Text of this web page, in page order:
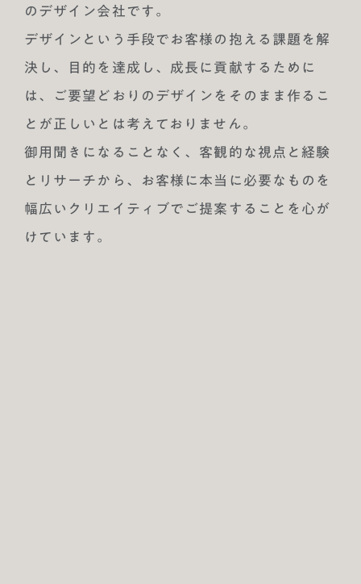
のデザイン会社です。
デザインという手段でお客様の抱える課題を解
決し、目的を達成し、成長に貢献するために
は、ご要望どおりのデザインをそのまま作るこ
とが正しいとは考えておりません。
御用聞きになることなく、客観的な視点と経験
とリサーチから、お客様に本当に必要なものを
幅広いクリエイティブでご提案することを心が
けています。